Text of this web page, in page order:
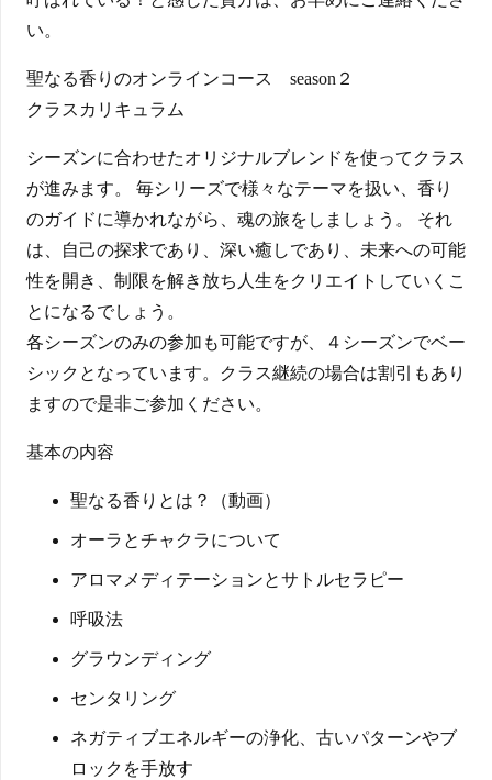
い。
聖なる香りのオンラインコース season２
クラスカリキュラム
シーズンに合わせたオリジナルブレンドを使ってクラス
が進みます。 毎シリーズで様々なテーマを扱い、香り
のガイドに導かれながら、魂の旅をしましょう。 それ
は、自己の探求であり、深い癒しであり、未来への可能
性を開き、制限を解き放ち人生をクリエイトしていくこ
とになるでしょう。
各シーズンのみの参加も可能ですが、４シーズンでベー
シックとなっています。クラス継続の場合は割引もあり
ますので是非ご参加ください。
基本の内容
聖なる香りとは？（動画）
オーラとチャクラについて
​アロマメディテーションとサトルセラピー
呼吸法
グラウンディング
センタリング
ネガティブエネルギーの浄化、古いパターンやブ
ロックを手放す